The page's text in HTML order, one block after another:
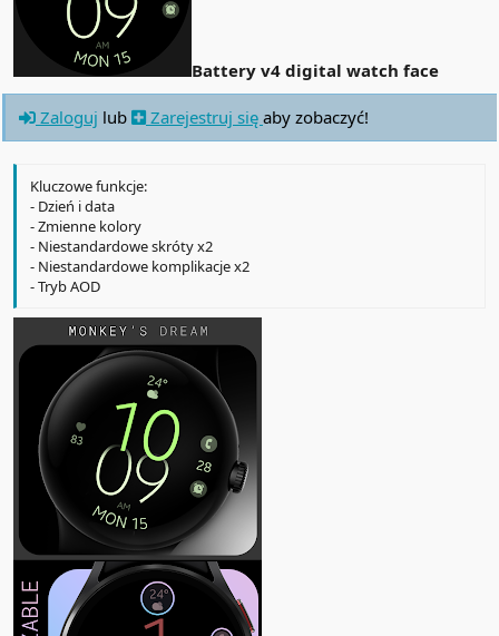
Battery v4 digital watch face
Zaloguj lub Zarejestruj się aby zobaczyć!
Kluczowe funkcje:
- Dzień i data
- Zmienne kolory
- Niestandardowe skróty x2
- Niestandardowe komplikacje x2
- Tryb AOD